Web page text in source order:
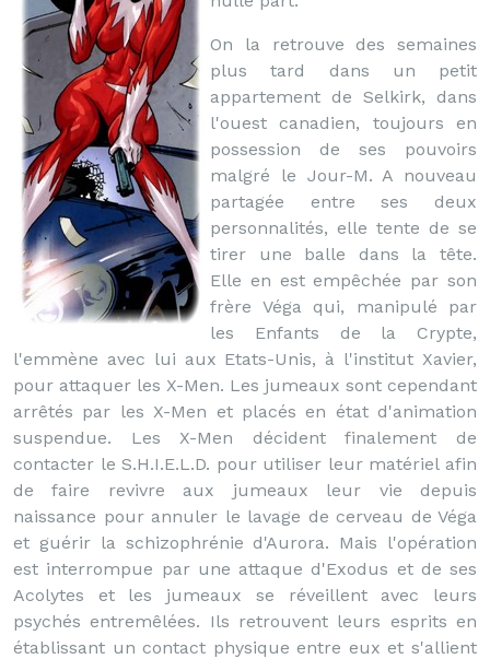
On la retrouve des semaines
plus tard dans un petit
appartement de Selkirk, dans
l'ouest canadien, toujours en
possession de ses pouvoirs
malgré le Jour-M. A nouveau
partagée entre ses deux
personnalités, elle tente de se
tirer une balle dans la tête.
Elle en est empêchée par son
frère Véga qui, manipulé par
les Enfants de la Crypte,
l'emmène avec lui aux Etats-Unis, à l'institut Xavier,
pour attaquer les X-Men. Les jumeaux sont cependant
arrêtés par les X-Men et placés en état d'animation
suspendue. Les X-Men décident finalement de
contacter le S.H.I.E.L.D. pour utiliser leur matériel afin
de faire revivre aux jumeaux leur vie depuis
naissance pour annuler le lavage de cerveau de Véga
et guérir la schizophrénie d'Aurora. Mais l'opération
est interrompue par une attaque d'Exodus et de ses
Acolytes et les jumeaux se réveillent avec leurs
psychés entremêlées. Ils retrouvent leurs esprits en
établissant un contact physique entre eux et s'allient